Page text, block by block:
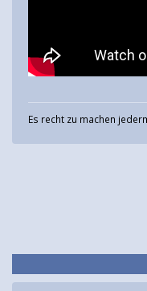
Es recht zu machen